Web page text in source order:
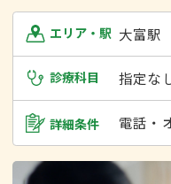
エリア・駅 大富駅
診療科目 指定な
詳細条件 電話・